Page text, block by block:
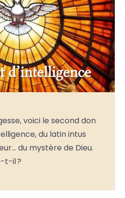
voici le second don
du latin intus
du mystère de Dieu.
t-il ?